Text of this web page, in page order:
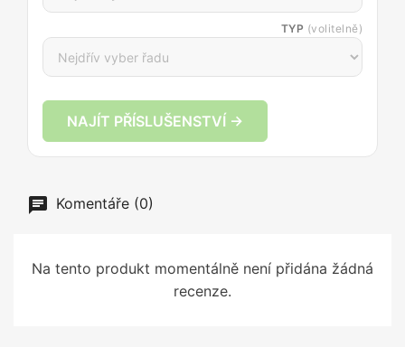
TYP (volitelně)
NAJÍT PŘÍSLUŠENSTVÍ →
Komentáře (0)
Na tento produkt momentálně není přidána žádná
recenze.